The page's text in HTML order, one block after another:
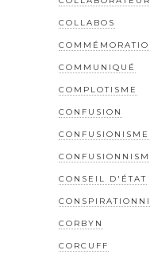
COLLABOS
COMMUNIQUÉ
COMPLOTISME
CONFUSION
CONFUSIONISME
CONSEIL D'ÉTAT
CORBYN
CORCUFF